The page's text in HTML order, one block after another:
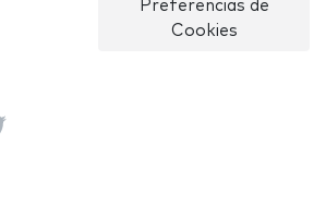
Preferencias de
Cookies